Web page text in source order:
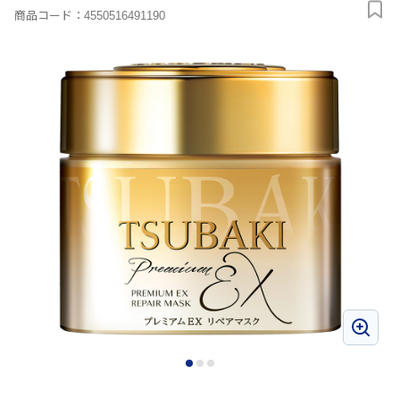
商品コード： 4550516491190